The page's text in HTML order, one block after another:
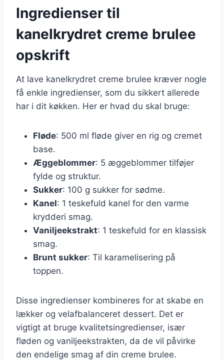
Ingredienser til
kanelkrydret creme brulee
opskrift
At lave kanelkrydret creme brulee kræver nogle
få enkle ingredienser, som du sikkert allerede
har i dit køkken. Her er hvad du skal bruge:
Fløde: 500 ml fløde giver en rig og cremet
base.
Æggeblommer: 5 æggeblommer tilføjer
fylde og struktur.
Sukker: 100 g sukker for sødme.
Kanel: 1 teskefuld kanel for den varme
krydderi smag.
Vaniljeekstrakt: 1 teskefuld for en klassisk
smag.
Brunt sukker: Til karamelisering på
toppen.
Disse ingredienser kombineres for at skabe en
lækker og velafbalanceret dessert. Det er
vigtigt at bruge kvalitetsingredienser, især
fløden og vaniljeekstrakten, da de vil påvirke
den endelige smag af din creme brulee.